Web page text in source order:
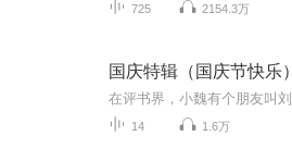
725 2154.3万
国庆特辑（国庆节快乐）
14 1.6万